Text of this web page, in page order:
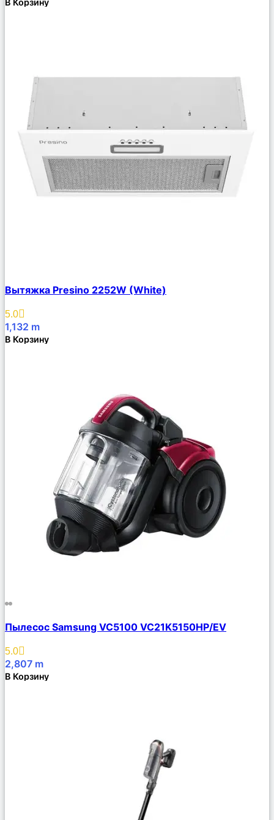
В Корзину
Описание
Избранное
Вытяжка Presino 2252W (White)
5.0
1,132 m
В Корзину
Описание
Избранное
Пылесос Samsung VC5100 VC21K5150HP/EV
5.0
2,807 m
В Корзину